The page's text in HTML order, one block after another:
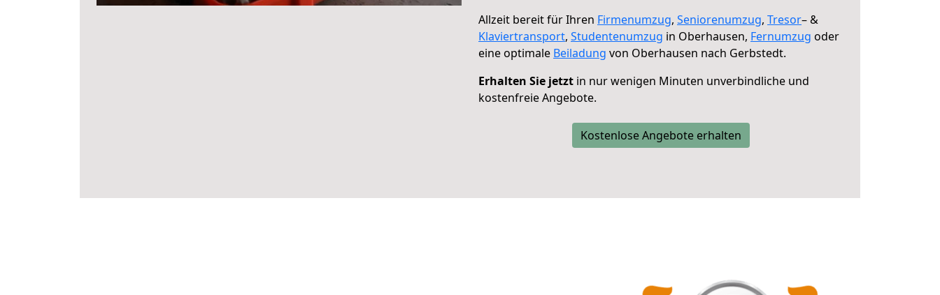
Allzeit bereit für Ihren Firmenumzug, Seniorenumzug, Tresor– &
Klaviertransport, Studentenumzug in Oberhausen, Fernumzug oder
eine optimale Beiladung von Oberhausen nach Gerbstedt.
Erhalten Sie jetzt in nur wenigen Minuten unverbindliche und
kostenfreie Angebote.
Kostenlose Angebote erhalten